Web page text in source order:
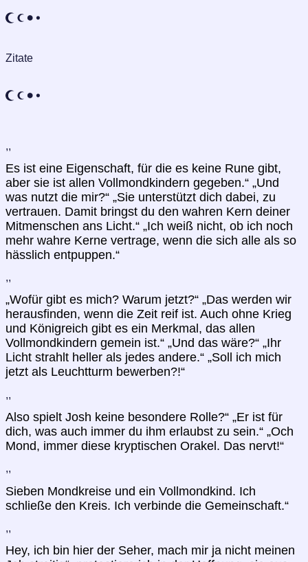
Zitate
,,
Es ist eine Eigenschaft, für die es keine Rune gibt,
aber sie ist allen Vollmondkindern gegeben.“ „Und
was nutzt die mir?“ „Sie unterstützt dich dabei, zu
vertrauen. Damit bringst du den wahren Kern deiner
Mitmenschen ans Licht.“ „Ich weiß nicht, ob ich noch
mehr wahre Kerne vertrage, wenn die sich alle als so
hässlich entpuppen.“
,,
„Wofür gibt es mich? Warum jetzt?“ „Das werden wir
herausfinden, wenn die Zeit reif ist. Auch ohne Krieg
und Königreich gibt es ein Merkmal, das allen
Vollmondkindern gemein ist.“ „Und das wäre?“ „Ihr
Licht strahlt heller als jedes andere.“ „Soll ich mich
jetzt als Leuchtturm bewerben?!“
,,
Also spielt Josh keine besondere Rolle?“ „Er ist für
dich, was auch immer du ihm erlaubst zu sein.“ „Och
Mond, immer diese kryptischen Orakel. Das nervt!“
,,
Sieben Mondkreise und ein Vollmondkind. Ich
schließe den Kreis. Ich verbinde die Gemeinschaft.“
,,
Hey, ich bin hier der Seher, mach mir ja nicht meinen